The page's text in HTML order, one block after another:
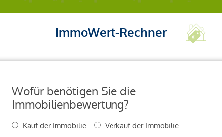
ImmoWert-Rechner